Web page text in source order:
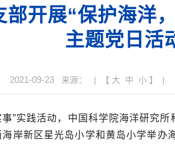
开展“保护海洋
主题党日活
2021-09-23 来源： | 【 大 中 小 】 |
”实践活动，中国科学院海洋研究
岸新区星光岛小学和黄岛小学举